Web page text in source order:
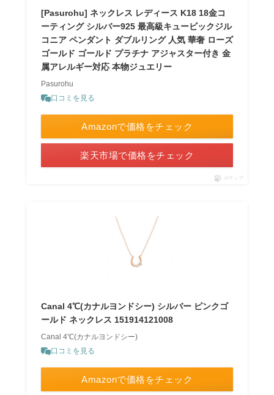
[Pasurohu] ネックレス レディース K18 18金コ
ーティング シルバー925 最高級キュービックジル
コニア ペンダント ダブルリング 人気 華奢 ローズ
ゴールド ゴールド プラチナ アジャスター付き 金
属アレルギー対応 本物ジュエリー
Pasurohu
口コミを見る
Amazonで価格をチェック
楽天市場で価格をチェック
ポチップ
Canal 4℃(カナルヨンドシー) シルバー ピンクゴ
ールド ネックレス 151914121008
Canal 4℃(カナルヨンドシー)
口コミを見る
Amazonで価格をチェック